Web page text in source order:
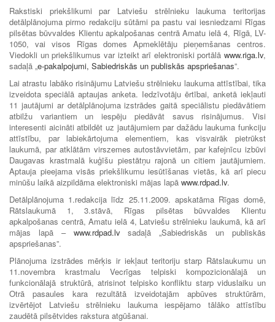
Rakstiski priekšlikumi par Latviešu strēlnieku laukuma teritorijas
detālplānojuma pirmo redakciju sūtāmi pa pastu vai iesniedzami Rīgas
pilsētas būvvaldes Klientu apkalpošanas centrā Amatu ielā 4, Rīgā, LV-
1050, vai visos Rīgas domes Apmeklētāju pieņemšanas centros.
Viedokli un priekšlikumus var izteikt arī elektroniski portālā www.riga.lv,
sadaļā „e-pakalpojumi, Sabiedriskās un publiskās apspriešanas”.
Lai atrastu labāko risinājumu Latviešu strēlnieku laukuma attīstībai, tika
izveidota speciālā aptaujas anketa. Iedzīvotāju ērtībai, anketā iekļauti
11 jautājumi ar detālplānojuma izstrādes gaitā speciālistu piedāvātiem
atbilžu variantiem un iespēju piedāvāt savus risinājumus. Visi
interesenti aicināti atbildēt uz jautājumiem par dažādu laukuma funkciju
attīstību, par labiekārtojuma elementiem, kas visvairāk pietrūkst
laukumā, par atklātām virszemes autostāvvietām, par kafejnīcu izbūvi
Daugavas krastmalā kuģīšu piestātņu rajonā un citiem jautājumiem.
Aptauja pieejama visās priekšlikumu iesūtīšanas vietās, kā arī piecu
minūšu laikā aizpildāma elektroniski mājas lapā www.rdpad.lv.
Detālplānojuma 1.redakcija līdz 25.11.2009. apskatāma Rīgas domē,
Rātslaukumā 1, 3.stāvā, Rīgas pilsētas būvvaldes Klientu
apkalpošanas centrā, Amatu ielā 4, Latviešu strēlnieku laukumā, kā arī
mājas lapā – www.rdpad.lvsadaļā „Sabiedriskās un publiskās
apspriešanas”.
Plānojuma izstrādes mērķis ir iekļaut teritoriju starp Rātslaukumu un
11.novembra krastmalu Vecrīgas telpiski kompozicionālajā un
funkcionālajā struktūrā, atrisinot telpisko konfliktu starp viduslaiku un
Otrā pasaules kara rezultātā izveidotajām apbūves struktūrām,
izvērtējot Latviešu strēlnieku laukuma iespējamo tālāko attīstību
zaudētā pilsētvides rakstura atgūšanai.